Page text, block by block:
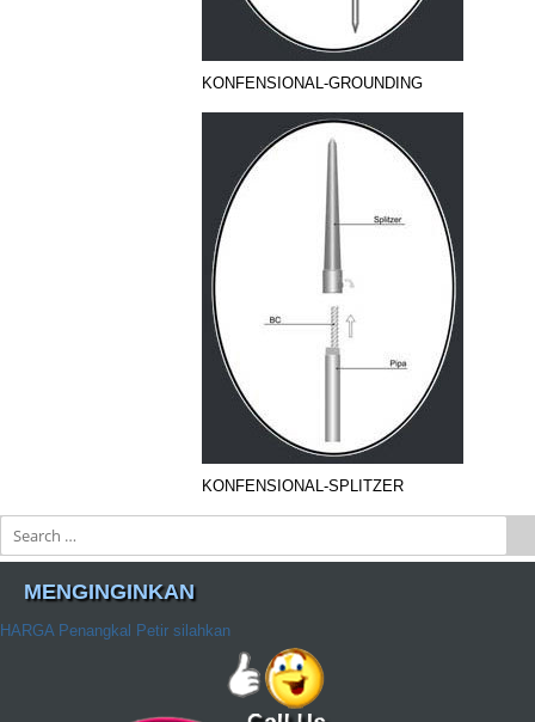
KONFENSIONAL-GROUNDING
KONFENSIONAL-SPLITZER
Search
MENGINGINKAN
HARGA Penangkal Petir silahkan